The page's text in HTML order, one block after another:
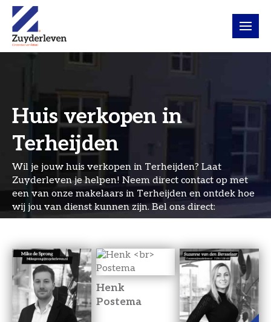
Huis verkopen in
Terheijden
Wil je jouw huis verkopen in Terheijden? Laat
Zuyderleven je helpen! Neem direct contact op met
een van onze makelaars in Terheijden en ontdek hoe
wij jou van dienst kunnen zijn. Bel ons direct:
Henk
Postema